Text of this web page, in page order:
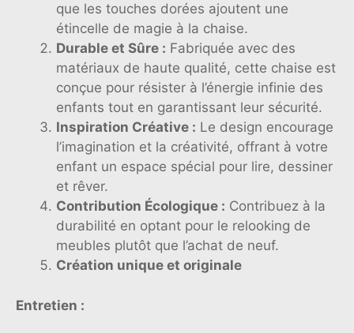
que les touches dorées ajoutent une
étincelle de magie à la chaise.
Durable et Sûre : Fabriquée avec des
matériaux de haute qualité, cette chaise est
conçue pour résister à l’énergie infinie des
enfants tout en garantissant leur sécurité.
Inspiration Créative : Le design encourage
l’imagination et la créativité, offrant à votre
enfant un espace spécial pour lire, dessiner
et rêver.
Contribution Écologique : Contribuez à la
durabilité en optant pour le relooking de
meubles plutôt que l’achat de neuf.
Création unique et originale
Entretien :